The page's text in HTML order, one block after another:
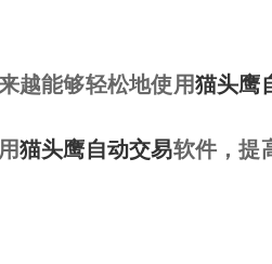
越能够轻松地使用猫头鹰
猫头鹰自动交易软件，提